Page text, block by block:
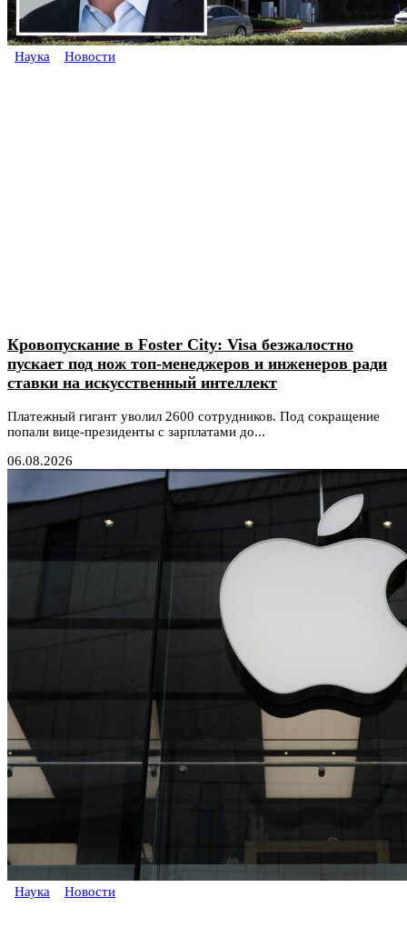
Наука Новости
Кровопускание в Foster City: Visa безжалостно
пускает под нож топ-менеджеров и инженеров ради
ставки на искусственный интеллект
Платежный гигант уволил 2600 сотрудников. Под сокращение
попали вице-президенты с зарплатами до...
06.08.2026
Наука Новости